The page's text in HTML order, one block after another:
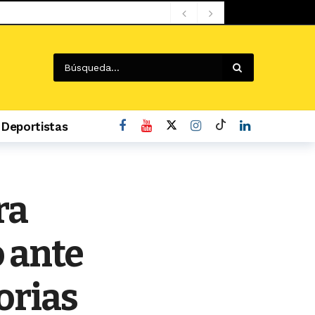
de Ramón Díaz
Deportistas
ante